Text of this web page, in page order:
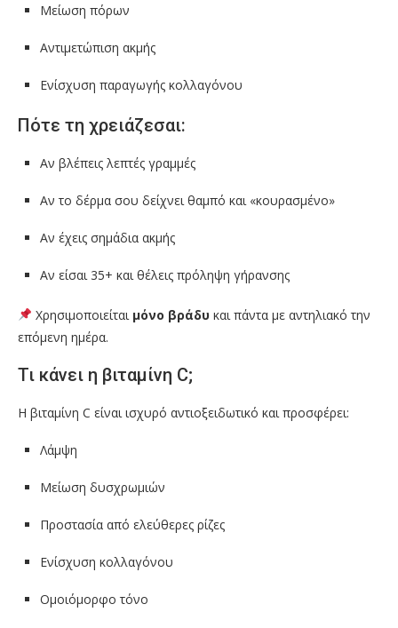
Μείωση πόρων
Αντιμετώπιση ακμής
Ενίσχυση παραγωγής κολλαγόνου
Πότε τη χρειάζεσαι:
Αν βλέπεις λεπτές γραμμές
Αν το δέρμα σου δείχνει θαμπό και «κουρασμένο»
Αν έχεις σημάδια ακμής
Αν είσαι 35+ και θέλεις πρόληψη γήρανσης
Χρησιμοποιείται μόνο βράδυ και πάντα με αντηλιακό την
επόμενη ημέρα.
Τι κάνει η βιταμίνη C;
Η βιταμίνη C είναι ισχυρό αντιοξειδωτικό και προσφέρει:
Λάμψη
Μείωση δυσχρωμιών
Προστασία από ελεύθερες ρίζες
Ενίσχυση κολλαγόνου
Ομοιόμορφο τόνο